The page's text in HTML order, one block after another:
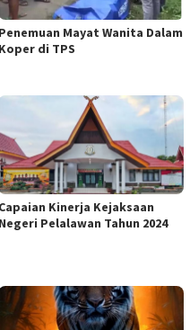
Penemuan Mayat Wanita Dalam
Koper di TPS
Capaian Kinerja Kejaksaan
Negeri Pelalawan Tahun 2024